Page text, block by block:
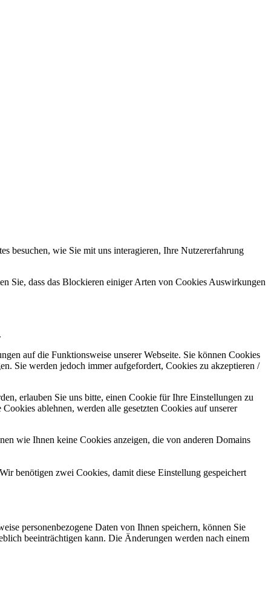
besuchen, wie Sie mit uns interagieren, Ihre Nutzererfahrung
Sie, dass das Blockieren einiger Arten von Cookies Auswirkungen
auf die Funktionsweise unserer Webseite. Sie können Cookies
Sie werden jedoch immer aufgefordert, Cookies zu akzeptieren /
erlauben Sie uns bitte, einen Cookie für Ihre Einstellungen zu
ablehnen, werden alle gesetzten Cookies auf unserer
wie Ihnen keine Cookies anzeigen, die von anderen Domains
benötigen zwei Cookies, damit diese Einstellung gespeichert
personenbezogene Daten von Ihnen speichern, können Sie
beeinträchtigen kann. Die Änderungen werden nach einem